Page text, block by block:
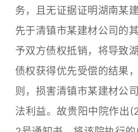
务，且无证据证明湖南某
先于清镇市某建材公司的
予双方债权抵销，将导致
债权获得优先受偿的结果
则，损害清镇市某建材公
法利益。故贵阳中院作出